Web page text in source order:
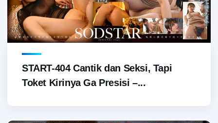
START-404 Cantik dan Seksi, Tapi
Toket Kirinya Ga Presisi –...